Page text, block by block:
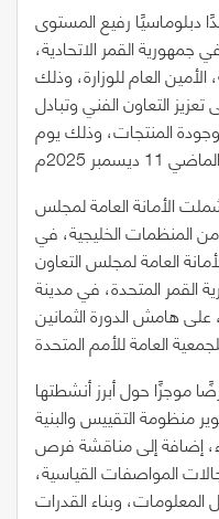
دبلوماسيًا رفيع المستوى
جمهورية القمر الاتحادية،
العام للوزارة، وذلك
التعاون الفني وتبادل
المنتجات، وذلك يوم
الأمانة العامة لمجلس
من المنظمات الخليجية، في
العامة لمجلس التعاون
القمر المتحدة، في مدينة
نيويورك بتاريخ 22 سبتمبر 2025، على هامش الدورة الثمانين
موجزًا حول أبرز أنشطتها
منظومة التقييس والبنية
إضافة إلى مناقشة فرص
المواصفات القياسية،